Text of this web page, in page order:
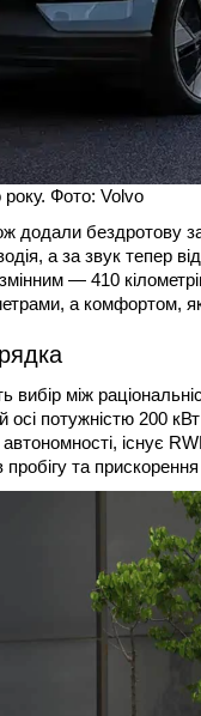
Фото: Volvo
додали бездротову
а за звук тепер
— 410
а
вибір між
потужністю 200
існує
та